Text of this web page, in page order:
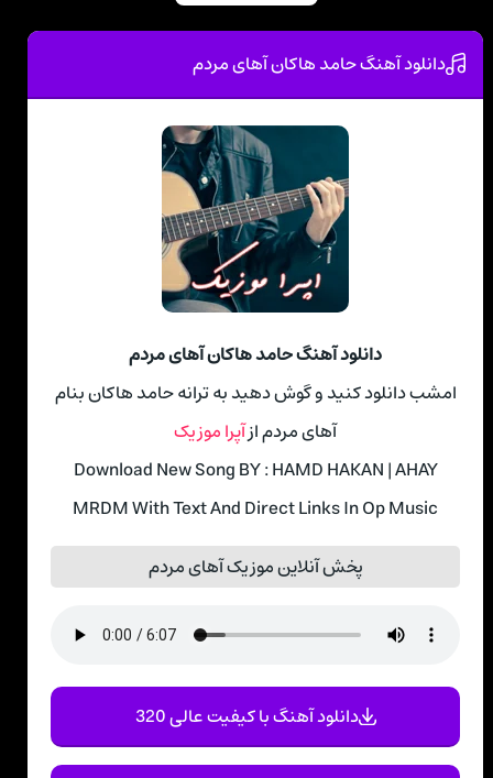
دانلود آهنگ حامد هاکان آهای مردم
دانلود آهنگ حامد هاکان آهای مردم
امشب دانلود کنید و گوش دهید به ترانه حامد هاکان بنام
آهای مردم ازآپرا موزیک
Download New Song BY : HAMD HAKAN | AHAY
MRDM With Text And Direct Links In Op Music
پخش آنلاین موزیک آهای مردم
دانلود آهنگ با کیفیت عالی 320